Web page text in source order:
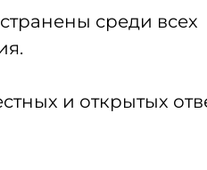
среди всех
и открытых